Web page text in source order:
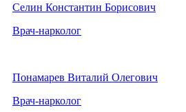
Селин Константин Борисович
Врач-нарколог
Понамарев Виталий Олегович
Врач-нарколог